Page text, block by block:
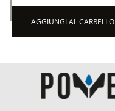
AGGIUNGI AL CARRELLO